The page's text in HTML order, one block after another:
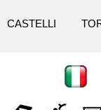
CASTELLI